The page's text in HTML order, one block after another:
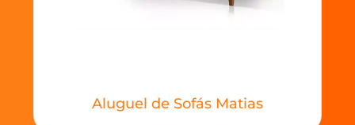
Aluguel de Sofás Matias